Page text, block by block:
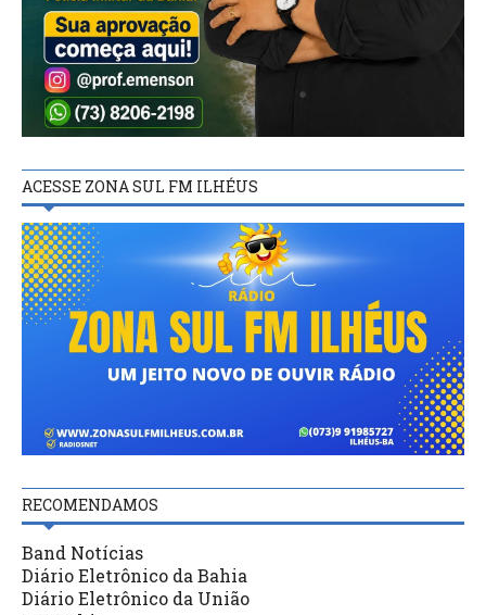
ACESSE ZONA SUL FM ILHÉUS
RECOMENDAMOS
Band Notícias
Diário Eletrônico da Bahia
Diário Eletrônico da União